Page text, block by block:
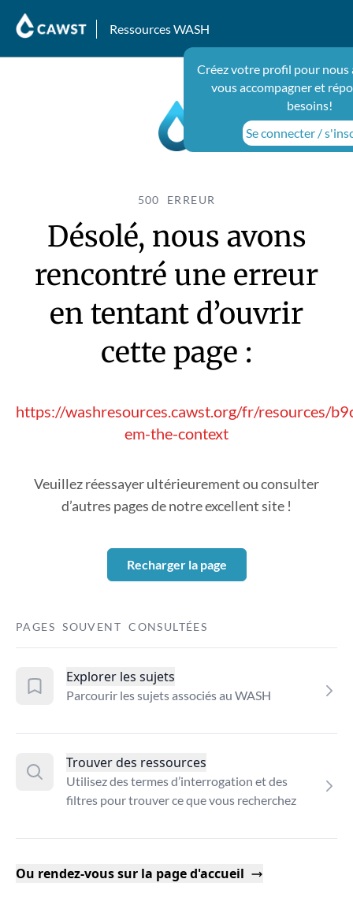
Ressources WASH
Créez votre profil pour nous
vous accompagner et
besoins!
Se connecter /
500 ERREUR
Désolé, nous avons
rencontré une erreur
en tentant d’ouvrir
cette page :
https://washresources.cawst.org/fr/resources/
em-the-context
Veuillez réessayer ultérieurement ou consulter
d’autres pages de notre excellent site !
Recharger la page
PAGES SOUVENT CONSULTÉES
Explorer les sujets
Parcourir les sujets associés au WASH
Trouver des ressources
Utilisez des termes d’interrogation et des
filtres pour trouver ce que vous recherchez
Ou rendez-vous sur la page d'accueil